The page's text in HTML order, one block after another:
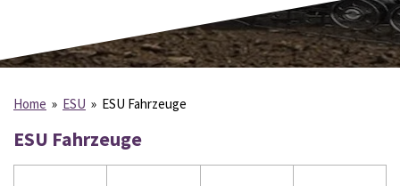
Home » ESU » ESU Fahrzeuge
ESU Fahrzeuge